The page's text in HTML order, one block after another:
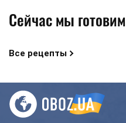
Сейчас мы готовим
Все рецепты